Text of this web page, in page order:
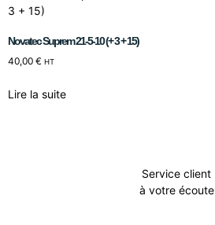
Service client
à votre écoute
Novatec Suprem 21-5-10 (+ 3 + 15)
40,00 € HT
Lire la suite